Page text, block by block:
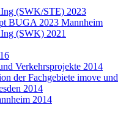
(SWK/STE) 2023
BUGA 2023 Mannheim
(SWK) 2021
Verkehrsprojekte 2014
der Fachgebiete imove und
2014
2014